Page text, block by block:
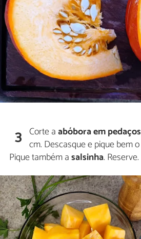
3 Corte aabóbora em
cm. Descasque e pique bem
Pique também asalsinha. Reserve.